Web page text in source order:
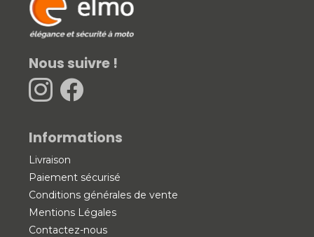
Nous suivre !
Informations
Livraison
Paiement sécurisé
Conditions générales de vente
Mentions Légales
Contactez-nous